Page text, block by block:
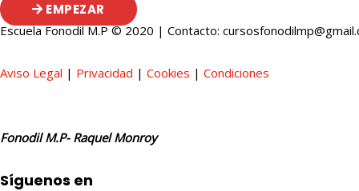
EMPEZAR
Escuela Fonodil M.P © 2020 | Contacto:
Aviso Legal | Privacidad | Cookies | Condiciones
Fonodil M.P- Raquel Monroy
Síguenos en